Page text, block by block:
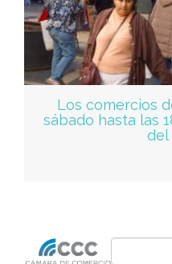
Los comercios
sábado hasta las
del